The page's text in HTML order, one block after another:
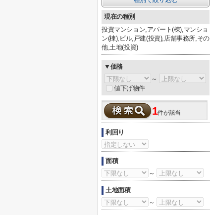
現在の種別
投資マンション,アパート(棟),マンショ
ン(棟),ビル,戸建(投資),店舗事務所,その
他,土地(投資)
▼価格
～
値下げ物件
1件が該当
利回り
面積
～
土地面積
～